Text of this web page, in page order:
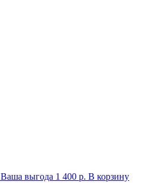
Ваша выгода 1 400 р. В корзину